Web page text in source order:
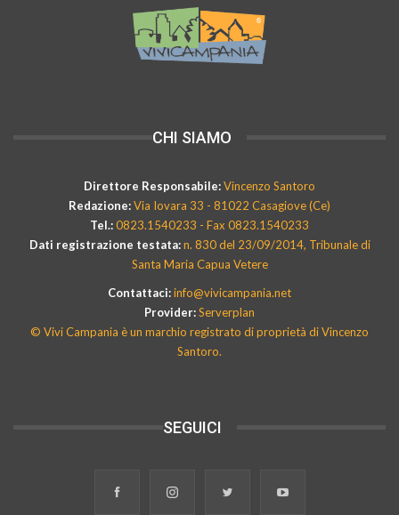
CHI SIAMO
Direttore Responsabile:Vincenzo Santoro
Redazione:Via Iovara 33 - 81022 Casagiove (Ce)
Tel.:0823.1540233 - Fax 0823.1540233
Dati registrazione testata:n. 830 del 23/09/2014, Tribunale di
Santa Maria Capua Vetere
Contattaci:info@vivicampania.net
Provider:Serverplan
© Vivi Campania è un marchio registrato di proprietà di Vincenzo
Santoro.
SEGUICI